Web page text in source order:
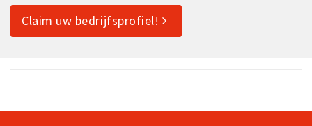
Claim uw bedrijfsprofiel!